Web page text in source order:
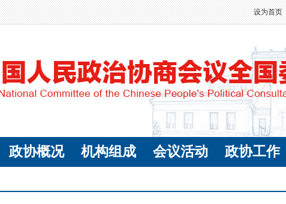
设为首页
政协概况 机构组成 会议活动 政协工作